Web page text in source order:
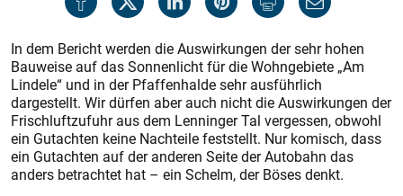
In dem Bericht werden die Auswirkungen der sehr hohen
Bauweise auf das Sonnenlicht für die Wohngebiete „Am
Lindele“ und in der Pfaffenhalde sehr ausführlich
dargestellt. Wir dürfen aber auch nicht die Auswirkungen der
Frischluftzufuhr aus dem Lenninger Tal vergessen, obwohl
ein Gutachten keine Nachteile feststellt. Nur komisch, dass
ein Gutachten auf der anderen Seite der Autobahn das
anders betrachtet hat – ein Schelm, der Böses denkt.